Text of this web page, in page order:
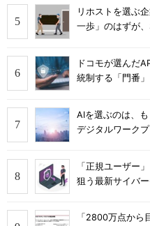
リホストを選ぶ
一歩」のはずが
ドコモが選んだ
統制する「門番
AIを選ぶのは、
デジタルワーク
「正規ユーザー
狙う最新サイバー
「2800万点か